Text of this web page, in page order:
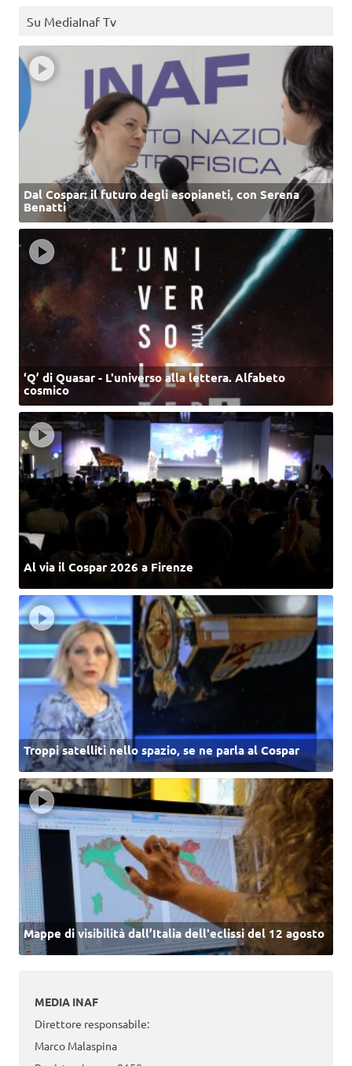
Su MediaInaf Tv
Dal Cospar: il futuro degli esopianeti, con Serena
Benatti
‘Q’ di Quasar - L'universo alla lettera. Alfabeto
cosmico
Al via il Cospar 2026 a Firenze
Troppi satelliti nello spazio, se ne parla al Cospar
Mappe di visibilità dall’Italia dell'eclissi del 12 agosto
MEDIA INAF
Direttore responsabile:
Marco Malaspina